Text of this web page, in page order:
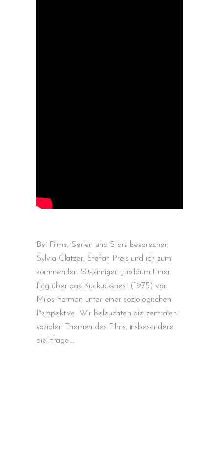
Bei Filme, Serien und Stars besprechen
Sylvia Glatzer, Stefan Preis und ich zum
kommenden 50-jährigen Jubiläum Einer
flog über das Kuckucksnest (1975) von
Milos Forman unter einer soziologischen
Perspektive. Wir beleuchten die zentralen
sozialen Themen des Films, insbesondere
die Frage